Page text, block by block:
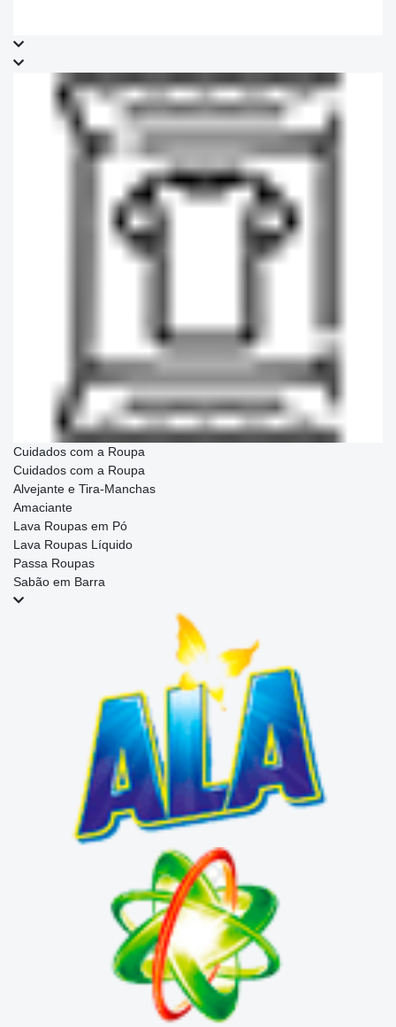
Cuidados com a Roupa
Cuidados com a Roupa
Alvejante e Tira-Manchas
Amaciante
Lava Roupas em Pó
Lava Roupas Líquido
Passa Roupas
Sabão em Barra